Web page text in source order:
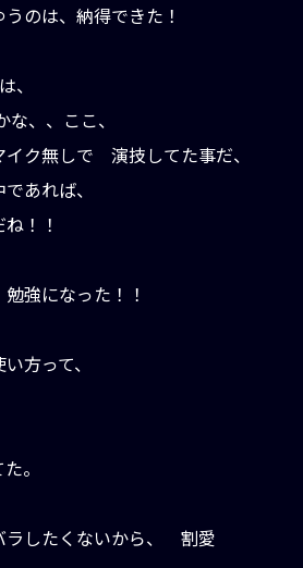
のは、納得できた！
、
、、ここ、
ク無しで 演技してた事だ、
あれば、
！！
強になった！！
方って、
。
ラしたくないから、 割愛